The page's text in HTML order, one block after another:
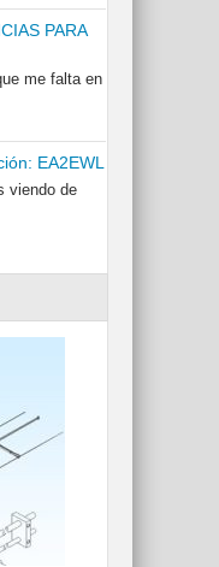
PARA
me falta en
EA2EWL
viendo de